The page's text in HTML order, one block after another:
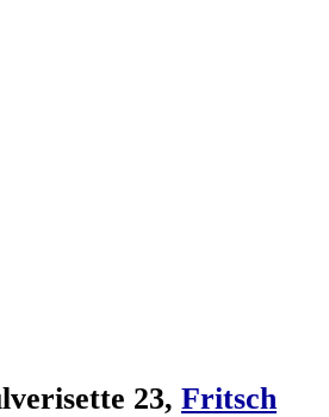
23, Fritsch